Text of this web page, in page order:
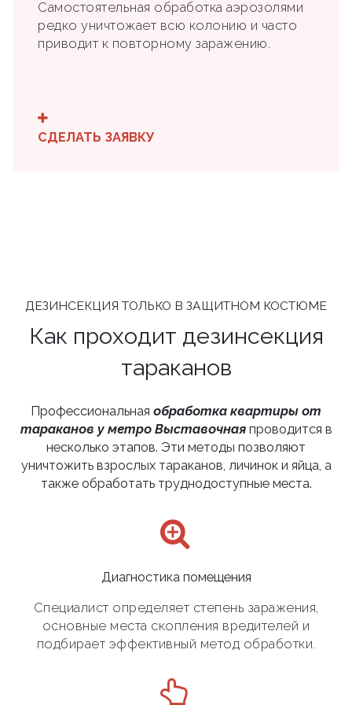
Самостоятельная обработка аэрозолями
редко уничтожает всю колонию и часто
приводит к повторному заражению.
СДЕЛАТЬ ЗАЯВКУ
ДЕЗИНСЕКЦИЯ ТОЛЬКО В ЗАЩИТНОМ КОСТЮМЕ
Как проходит дезинсекция
тараканов
Профессиональная обработка квартиры от
тараканов у метро Выставочнаяпроводится в
несколько этапов. Эти методы позволяют
уничтожить взрослых тараканов, личинок и яйца, а
также обработать труднодоступные места.
Диагностика помещения
Специалист определяет степень заражения,
основные места скопления вредителей и
подбирает эффективный метод обработки.